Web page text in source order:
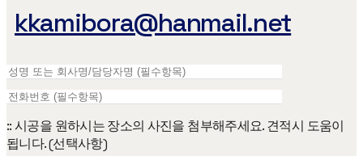
kkamibora@hanmail.net
:: 시공을 원하시는 장소의 사진을 첨부해주세요. 견적시 도움이
됩니다. (선택사항)